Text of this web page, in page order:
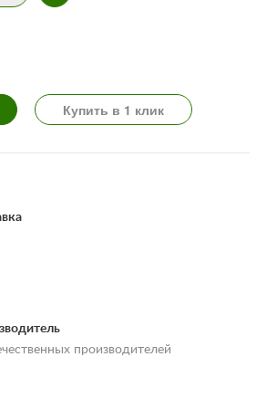
Купить в 1 клик
и оплаты» производителей